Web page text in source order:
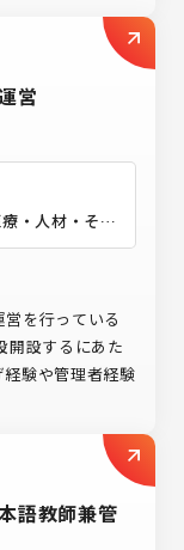
営
・人材・その
を行っている
開設するにあた
験や管理者経験
語教師兼管